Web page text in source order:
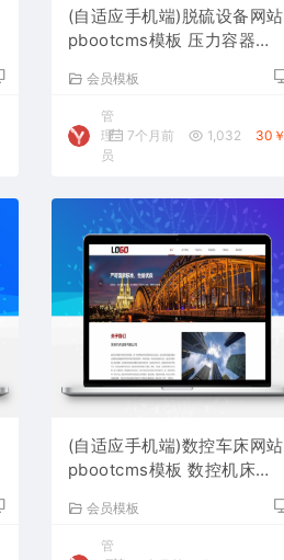
(自适应手机端)脱硫设备网站
pbootcms模板 压力容器网
会员模板
管
理
员
7个月前 1,032 30￥
(自适应手机端)数控车床网站
pbootcms模板 数控机床网
会员模板
管